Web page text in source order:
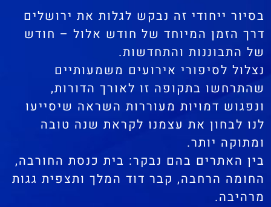
בסיור ייחודי זה נבקש לגלות את ירושלים
דרך הזמן המיוחד של חודש אלול – חודש
של התבוננות והתחדשות.
נצלול לסיפורי אירועים משמעותיים
שהתרחשו בתקופה זו לאורך הדורות,
ונפגוש דמויות מעוררות השראה שיסייעו
לנו לבחון את עצמנו לקראת שנה טובה
ומתוקה יותר.
בין האתרים בהם נבקר: בית כנסת החורבה,
החומה הרחבה, קבר דוד המלך ותצפית גגות
מרהיבה.